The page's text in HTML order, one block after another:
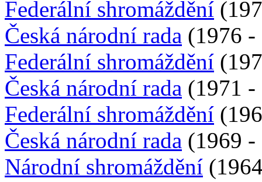
Federální shromáždění
Česká národní rada (1976 -
Federální shromáždění
Česká národní rada (1971 -
Federální shromáždění
Česká národní rada (1969 -
Národní shromáždění